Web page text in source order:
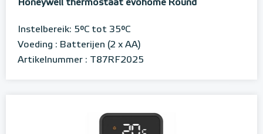
Honeywell thermostaat evohome Round
Instelbereik: 5°C tot 35°C
Voeding : Batterijen (2 x AA)
Artikelnummer : T87RF2025